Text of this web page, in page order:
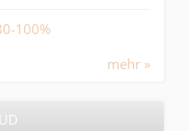
100%
mehr »